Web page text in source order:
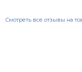
Смотреть все отзывы на